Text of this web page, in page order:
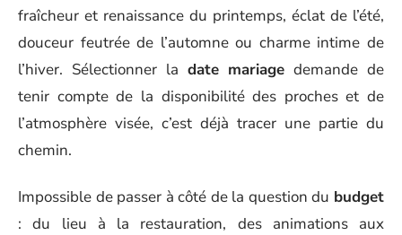
fraîcheur et renaissance du printemps, éclat de l’été,
douceur feutrée de l’automne ou charme intime de
l’hiver. Sélectionner la date mariage demande de
tenir compte de la disponibilité des proches et de
l’atmosphère visée, c’est déjà tracer une partie du
chemin.
Impossible de passer à côté de la question du budget
: du lieu à la restauration, des animations aux